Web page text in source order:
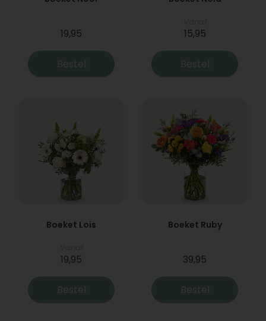
19,95
Bestel
15,95
Bestel
Boeket Lois
19,95
Bestel
Boeket Ruby
39,95
Bestel